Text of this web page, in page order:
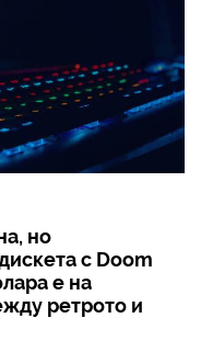
но
с Doom
е на
ретрото и